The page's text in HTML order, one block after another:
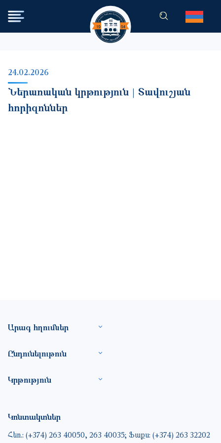
Skip to main content
24.02.2026
Ներառական կրթություն | Տավուշյան
հորիզոններ
Footer site information
Արագ հղումներ
Ընդունելութուն
Կրթություն
Կոնտակտներ
Հեռ.: (+374) 263 40050, 263 40035; Ֆաքս: (+374) 263 32202